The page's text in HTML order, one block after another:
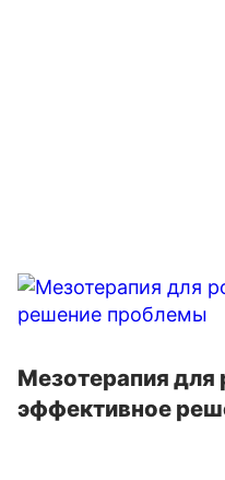
Мезотерапия для
эффективное